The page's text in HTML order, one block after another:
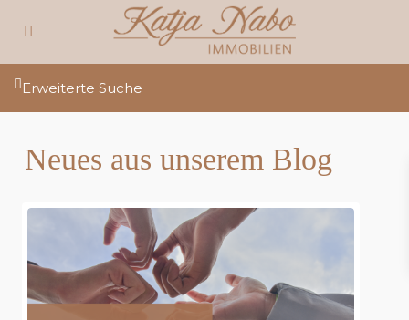
Erweiterte Suche
Neues aus unserem Blog